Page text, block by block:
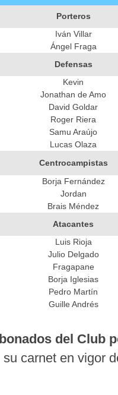
Porteros
Iván Villar
Ángel Fraga
Defensas
Kevin
Jonathan de Amo
David Goldar
Roger Riera
Samu Araújo
Lucas Olaza
Centrocampistas
Borja Fernández
Jordan
Brais Méndez
Atacantes
Luis Rioja
Julio Delgado
Fragapane
Borja Iglesias
Pedro Martín
Guille Andrés
del Club
carnet en vigor